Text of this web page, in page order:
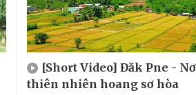
[Short Video] Đăk Pne -
thiên nhiên hoang sơ hòa